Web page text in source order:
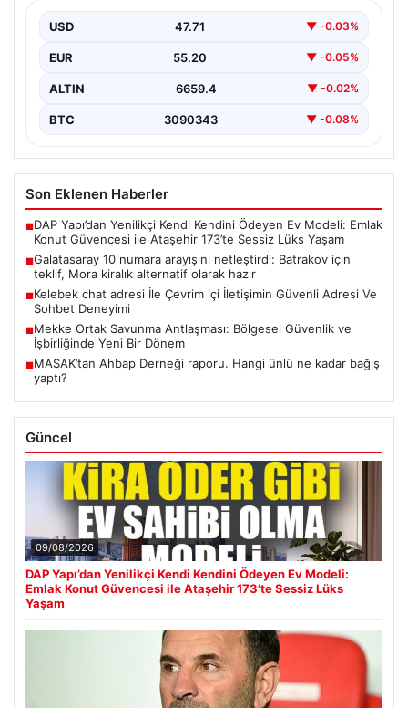
Galatasaray yönetimi, yaratıcı oyun kurucu arayışında
USD 47.71 ▼ -0.03%
EUR 55.20 ▼ -0.05%
ALTIN 6659.4 ▼ -0.02%
BTC 3090343 ▼ -0.08%
Son Eklenen Haberler
■DAP Yapı’dan Yenilikçi Kendi Kendini Ödeyen Ev Modeli: Emlak
Konut Güvencesi ile Ataşehir 173’te Sessiz Lüks Yaşam
■Galatasaray 10 numara arayışını netleştirdi: Batrakov için
teklif, Mora kiralık alternatif olarak hazır
■Kelebek chat adresi İle Çevrim içi İletişimin Güvenli Adresi Ve
Sohbet Deneyimi
■Mekke Ortak Savunma Antlaşması: Bölgesel Güvenlik ve
İşbirliğinde Yeni Bir Dönem
■MASAK’tan Ahbap Derneği raporu. Hangi ünlü ne kadar bağış
yaptı?
Güncel
09/08/2026
DAP Yapı’dan Yenilikçi Kendi Kendini Ödeyen Ev Modeli:
Emlak Konut Güvencesi ile Ataşehir 173’te Sessiz Lüks
Yaşam